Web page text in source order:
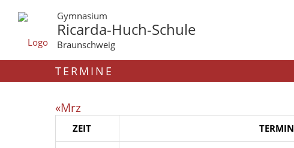
Gymnasium
Ricarda-Huch-Schule
Braunschweig
TERMINE
«Mrz
ZEIT TERMIN